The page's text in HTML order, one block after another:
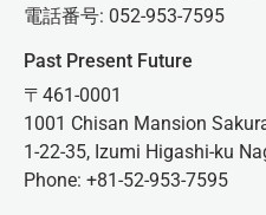
電話番号: 052-953-7595
Past Present Future
〒461-0001
1001 Chisan Mansion
1-22-35, Izumi Higashi-ku
Phone: +81-52-953-7595